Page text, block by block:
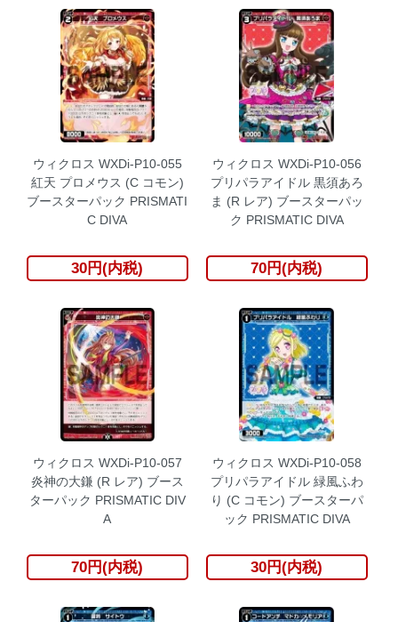
ウィクロス WXDi-P10-055
紅天 プロメウス (C コモン)
ブースターパック PRISMATI
C DIVA
30円(内税)
ウィクロス WXDi-P10-056
プリパラアイドル 黒須あろ
ま (R レア) ブースターパッ
ク PRISMATIC DIVA
70円(内税)
ウィクロス WXDi-P10-057
炎神の大鎌 (R レア) ブース
ターパック PRISMATIC DIV
A
70円(内税)
ウィクロス WXDi-P10-058
プリパラアイドル 緑風ふわ
り (C コモン) ブースターパ
ック PRISMATIC DIVA
30円(内税)